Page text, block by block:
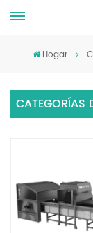
Hogar
CATEGORÍAS